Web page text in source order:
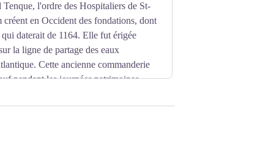
Tenque, l'ordre des Hospitaliers de St-
créent en Occident des fondations, dont
daterait de 1164. Elle fut érigée
la ligne de partage des eaux
Cette ancienne commanderie
pendant les journées patrimoines.